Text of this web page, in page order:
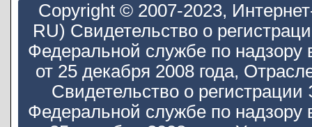
Copyright © 2007-2023,
RU) Свидетельство о
Федеральной службе по
от 25 декабря 2008 года,
Свидетельство о
Федеральной службе по